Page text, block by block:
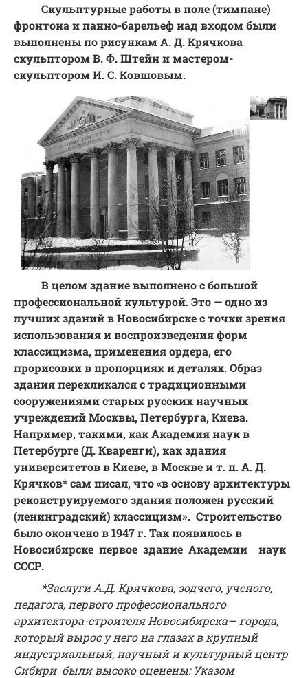
Скульптурные работы в поле (тимпане)
фронтона и панно-барельеф над входом были
выполнены по рисункам А. Д. Крячкова
скульптором В. Ф. Штейн и мастером-
скульптором И. С. Ковшовым.
В целом здание выполнено с большой
профессиональной культурой. Это — одно из
лучших зданий в Новосибирске с точки зрения
использования и воспроизведения форм
классицизма, применения ордера, его
прорисовки в пропорциях и деталях. Образ
здания перекликался с традиционными
сооружениями старых русских научных
учреждений Москвы, Петербурга, Киева.
Например, такими, как Академия наук в
Петербурге (Д. Кваренги), как здания
университетов в Киеве, в Москве и т. п. А. Д.
Крячков* сам писал, что «в основу архитектуры
реконструируемого здания положен русский
(ленинградский) классицизм». Строительство
было окончено в 1947 г. Так появилось в
Новосибирске первое здание Академии наук
СССР.
*Заслуги А.Д. Крячкова, зодчего, ученого,
педагога, первого профессионального
архитектора-строителя Новосибирска— города,
который вырос у него на глазах в крупный
индустриальный, научный и культурный центр
Сибири были высоко оценены: Указом